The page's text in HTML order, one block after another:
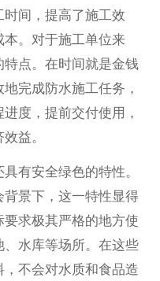
间，提高了施工效
。对于施工单位来
点。在时间就是金钱
完成防水施工任务，
度，提前交付使用，
益。
有安全绿色的特性。
景下，这一特性显得
求极其严格的地方使
水库等场所。在这些
不会对水质和食品造